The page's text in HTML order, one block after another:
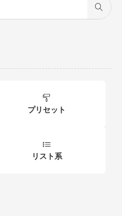
プリセット
リスト系